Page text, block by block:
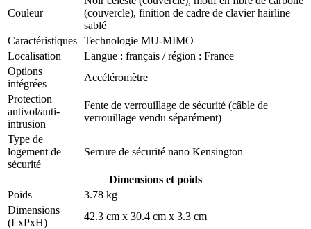
Couleur
(couvercle), finition de cadre de clavier hairline
sablé
Caractéristiques Technologie MU-MIMO
Localisation
Langue : français / région : France
Options
intégrées
Accéléromètre
Protection
antivol/anti-
intrusion
Fente de verrouillage de sécurité (câble de
verrouillage vendu séparément)
Type de
logement de
sécurité
Serrure de sécurité nano Kensington
Dimensions et poids
Poids
3.78 kg
Dimensions
(LxPxH)
42.3 cm x 30.4 cm x 3.3 cm